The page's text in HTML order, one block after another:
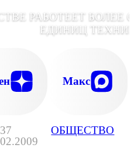
ОБЩЕСТВО
РАБОТЕЕТ БОЛЕЕ
ЕДИНИЦ
Макс